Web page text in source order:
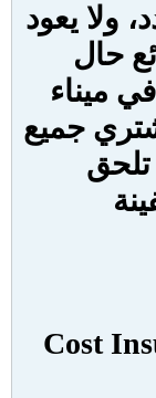
ولا يعود
حال
ميناء
جميع
تلحق
Cost